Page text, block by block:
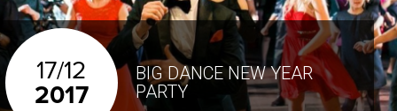
17/12
2017
BIG DANCE NEW YEAR
PARTY​